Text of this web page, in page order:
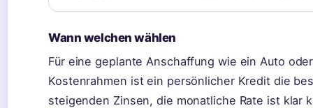
Wann welchen wählen
Für eine geplante Anschaffung wie ein Auto
Kostenrahmen ist ein persönlicher Kredit die
steigenden Zinsen, die monatliche Rate ist klar